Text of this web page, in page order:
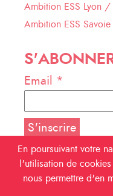
Ambition ESS Lyon /
Ambition ESS
Email *
NOUS
En poursuivant votre
l'utilisation de
nous permettre d'en